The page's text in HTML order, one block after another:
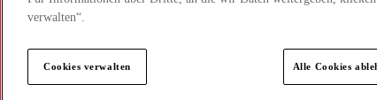
verwalten“.
Cookies verwalten Alle Cookies